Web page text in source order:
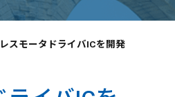
スモータドライバICを開発